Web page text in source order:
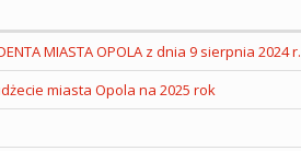
MIASTA OPOLA z dnia 9 sierpnia 2024 r.
miasta Opola na 2025 rok